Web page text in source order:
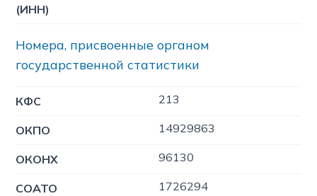
(ИНН)
Номера, присвоенные органом
государственной статистики
КФC 213
ОКПО 14929863
ОКОНХ 96130
СОАТО 1726294